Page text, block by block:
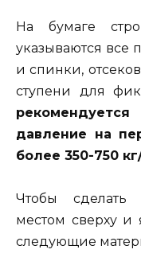
На бумаге
указываются все
и спинки,
ступени для
давление на
более 350-750
Чтобы сделать
местом сверху и
следующие